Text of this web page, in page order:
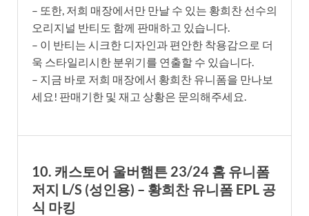
– 또한, 저희 매장에서만 만날 수 있는 황희찬 선수의
오리지널 반티도 함께 판매하고 있습니다.
– 이 반티는 시크한 디자인과 편안한 착용감으로 더
욱 스타일리시한 분위기를 연출할 수 있습니다.
– 지금 바로 저희 매장에서 황희찬 유니폼을 만나보
세요! 판매기한 및 재고 상황은 문의해주세요.
10. 캐스토어 울버햄튼 23/24 홈 유니폼
저지 L/S (성인용) – 황희찬 유니폼 EPL 공
식 마킹